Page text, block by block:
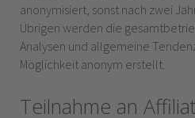
anonymisiert, sonst nach zwei
Übrigen werden die
Analysen und allgemeine
Möglichkeit anonym erstellt.
Teilnahme an